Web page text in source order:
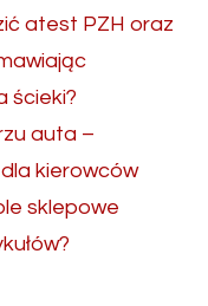
atest PZH oraz
ścieki?
auta –
kierowców
sklepowe